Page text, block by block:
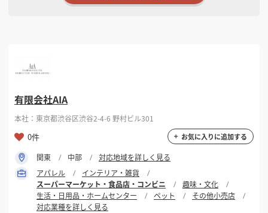
有限会社AIA
本社：東京都渋谷区渋谷2-4-6 野村ビル301
0件 お気に入りに追加する
関東 中部
対応地域を詳しく見る
アパレル
インテリア・雑貨
スーパーマーケット・食品店・コンビニ
趣味・文化
生活・日用品・ホームセンター
ペット
その他小売店
対応業種を詳しく見る